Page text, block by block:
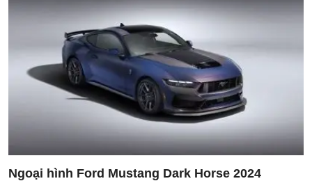
Ngoại hình Ford Mustang Dark Horse 2024